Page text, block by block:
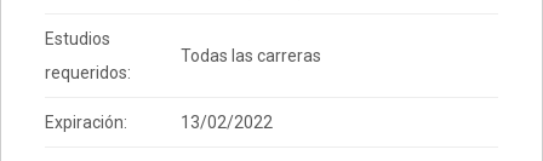
Estudios
requeridos:
Todas las carreras
Expiración: 13/02/2022